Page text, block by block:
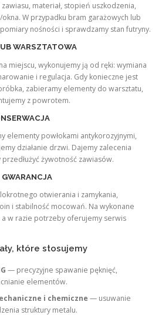
materiał, stopień uszkodzenia,
W przypadku bram garażowych lub
nośności i sprawdzamy stan futryny.
WARSZTATOWA
miejscu, wykonujemy ją od ręki: wymiana
i regulacja. Gdy konieczne jest
zabieramy elementy do warsztatu,
z powrotem.
elementy powłokami antykorozyjnymi,
działanie drzwi. Dajemy zalecenia
żywotność zawiasów.
otwierania i zamykania,
i stabilność mocowań. Na wykonane
w razie potrzeby oferujemy serwis
które stosujemy
— precyzyjne spawanie pęknięć,
elementów.
i chemiczne — usuwanie
struktury metalu.